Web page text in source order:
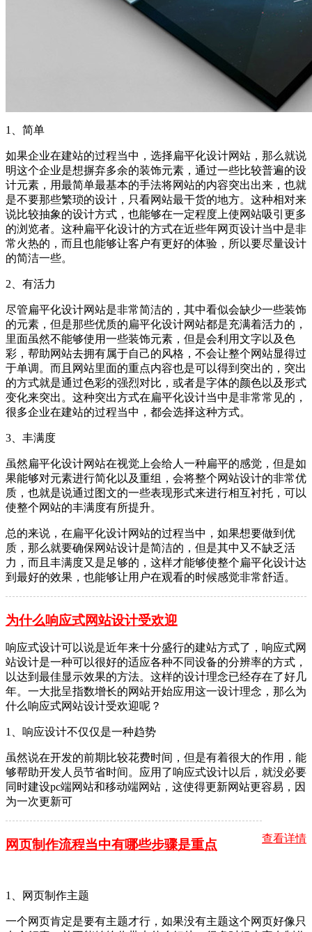
1、简单
如果企业在建站的过程当中，选择扁平化设计网站，那么就说
明这个企业是想摒弃多余的装饰元素，通过一些比较普遍的设
计元素，用最简单最基本的手法将网站的内容突出出来，也就
是不要那些繁琐的设计，只看网站最干货的地方。这种相对来
说比较抽象的设计方式，也能够在一定程度上使网站吸引更多
的浏览者。这种扁平化设计的方式在近些年网页设计当中是非
常火热的，而且也能够让客户有更好的体验，所以要尽量设计
的简洁一些。
2、有活力
尽管扁平化设计网站是非常简洁的，其中看似会缺少一些装饰
的元素，但是那些优质的扁平化设计网站都是充满着活力的，
里面虽然不能够使用一些装饰元素，但是会利用文字以及色
彩，帮助网站去拥有属于自己的风格，不会让整个网站显得过
于单调。而且网站里面的重点内容也是可以得到突出的，突出
的方式就是通过色彩的强烈对比，或者是字体的颜色以及形式
变化来突出。这种突出方式在扁平化设计当中是非常常见的，
很多企业在建站的过程当中，都会选择这种方式。
3、丰满度
虽然扁平化设计网站在视觉上会给人一种扁平的感觉，但是如
果能够对元素进行简化以及重组，会将整个网站设计的非常优
质，也就是说通过图文的一些表现形式来进行相互衬托，可以
使整个网站的丰满度有所提升。
总的来说，在扁平化设计网站的过程当中，如果想要做到优
质，那么就要确保网站设计是简洁的，但是其中又不缺乏活
力，而且丰满度又是足够的，这样才能够使整个扁平化设计达
到最好的效果，也能够让用户在观看的时候感觉非常舒适。
为什么响应式网站设计受欢迎
响应式设计可以说是近年来十分盛行的建站方式了，响应式网
站设计是一种可以很好的适应各种不同设备的分辨率的方式，
以达到最佳显示效果的方法。这样的设计理念已经存在了好几
年。一大批呈指数增长的网站开始应用这一设计理念，那么为
什么响应式网站设计受欢迎呢？
1、响应设计不仅仅是一种趋势
虽然说在开发的前期比较花费时间，但是有着很大的作用，能
够帮助开发人员节省时间。应用了响应式设计以后，就没必要
同时建设pc端网站和移动端网站，这使得更新网站更容易，因
为一次更新可
查看详情
网页制作流程当中有哪些步骤是重点
1、网页制作主题
一个网页肯定是要有主题才行，如果没有主题这个网页好像只